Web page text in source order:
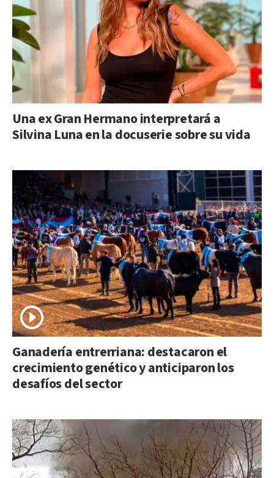
Una ex Gran Hermano interpretará a
Silvina Luna en la docuserie sobre su vida
Ganadería entrerriana: destacaron el
crecimiento genético y anticiparon los
desafíos del sector